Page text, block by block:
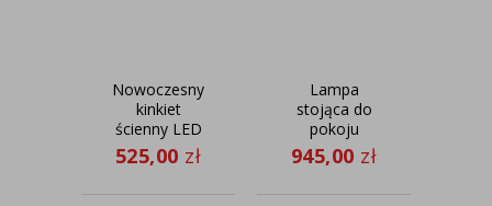
Nowoczesny
kinkiet
ścienny LED
do sypialni
AUSTIN z
525,00 zł
Lampa
stojąca do
pokoju
chłopca
MANILA z
945,00 zł